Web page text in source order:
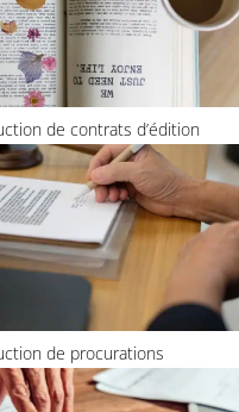
de contrats d’édition
de procurations